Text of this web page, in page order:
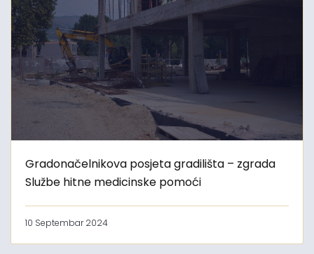
Gradonačelnikova posjeta gradilišta – zgrada
Službe hitne medicinske pomoći
10 Septembar 2024